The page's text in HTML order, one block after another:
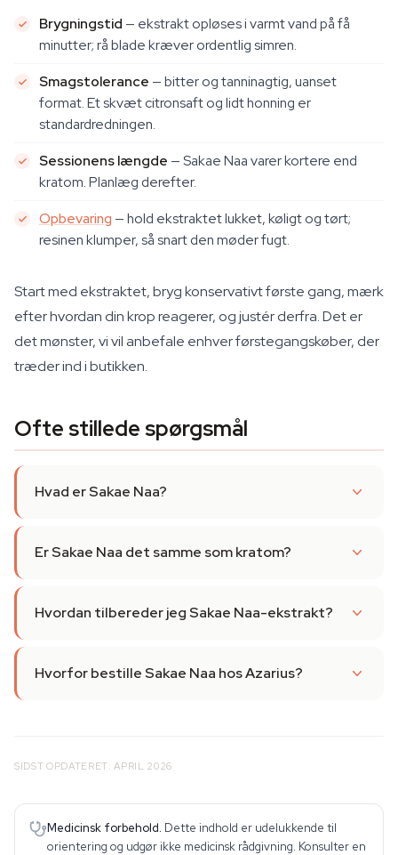
Brygningstid — ekstrakt opløses i varmt vand på få
minutter; rå blade kræver ordentlig simren.
Smagstolerance — bitter og tanninagtig, uanset
format. Et skvæt citronsaft og lidt honning er
standardredningen.
Sessionens længde — Sakae Naa varer kortere end
kratom. Planlæg derefter.
Opbevaring — hold ekstraktet lukket, køligt og tørt;
resinen klumper, så snart den møder fugt.
Start med ekstraktet, bryg konservativt første gang, mærk
efter hvordan din krop reagerer, og justér derfra. Det er
det mønster, vi vil anbefale enhver førstegangskøber, der
træder ind i butikken.
Ofte stillede spørgsmål
Hvad er Sakae Naa?
Er Sakae Naa det samme som kratom?
Hvordan tilbereder jeg Sakae Naa-ekstrakt?
Hvorfor bestille Sakae Naa hos Azarius?
SIDST OPDATERET: APRIL 2026
Medicinsk forbehold. Dette indhold er udelukkende til
orientering og udgør ikke medicinsk rådgivning. Konsulter en